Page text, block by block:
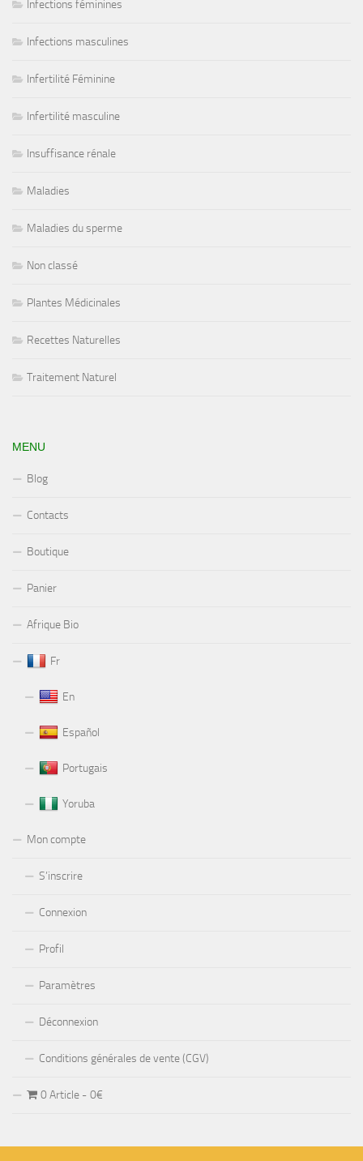
Infections féminines
Infections masculines
Infertilité Féminine
Infertilité masculine
Insuffisance rénale
Maladies
Maladies du sperme
Non classé
Plantes Médicinales
Recettes Naturelles
Traitement Naturel
MENU
Blog
Contacts
Boutique
Panier
Afrique Bio
Fr
En
Español
Portugais
Yoruba
Mon compte
S’inscrire
Connexion
Profil
Paramètres
Déconnexion
Conditions générales de vente (CGV)
0 Article 0€